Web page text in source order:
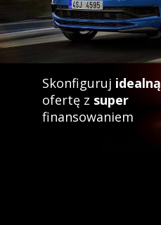
Skonfiguruj idealną
ofertę z super
finansowaniem